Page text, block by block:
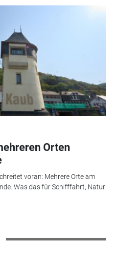
Orten
voran: Mehrere Orte am
Was das für Schifffahrt, Natur